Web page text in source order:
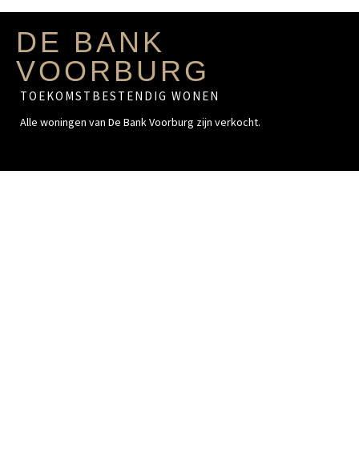
DE BANK
VOORBURG
TOEKOMSTBESTENDIG WONEN
Alle woningen van De Bank Voorburg zijn verkocht.